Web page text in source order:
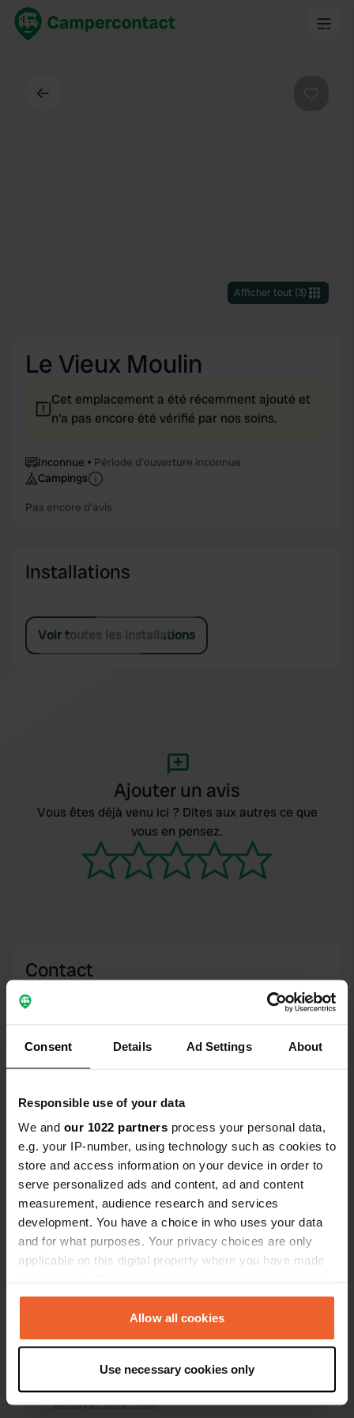
Consent Details Ad Settings About
Responsible use of your data
We and our 1022 partners process your personal data,
e.g. your IP-number, using technology such as cookies to
store and access information on your device in order to
serve personalized ads and content, ad and content
measurement, audience research and services
development. You have a choice in who uses your data
and for what purposes. Your privacy choices are only
applicable on this digital property where you have made
any time from the Cookie Declaration or by clicking on
the Privacy trigger icon.
Collect information about your geographical location
which can be accurate to within several meters
Allow all cookies
Use necessary cookies only
Afficher tout(3)
Le Vieux Moulin
Cet emplacement a été récemment ajouté et
n'a pas encore été vérifié par nos soins.
Inconnue
Période d'ouverture inconnue
Campings
Pas encore d'avis
Installations
Voir toutes les installations
Ajouter un avis
Vous êtes déjà venu ici ? Dites aux autres ce que
vous en pensez.
Contact
47190, Aiguillon, France
44° 18' 17" N 0° 20' 41" E
44.3047829 0.3448145
Copie
Code du site
114972
Passer àPRO+
pour toutes les coordonnées PRO+
Afficher sur la carte
Visitez le site Web
Envoyer un e-mail Copie